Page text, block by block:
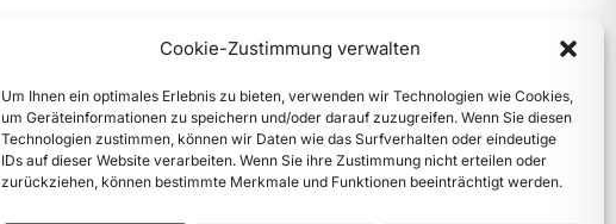
Cookie-Zustimmung verwalten
Um Ihnen ein optimales Erlebnis zu bieten, verwenden wir Technologien wie Cookies,
um Geräteinformationen zu speichern und/oder darauf zuzugreifen. Wenn Sie diesen
Technologien zustimmen, können wir Daten wie das Surfverhalten oder eindeutige
IDs auf dieser Website verarbeiten. Wenn Sie ihre Zustimmung nicht erteilen oder
zurückziehen, können bestimmte Merkmale und Funktionen beeinträchtigt werden.